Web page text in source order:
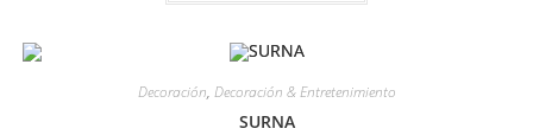
Decoración, Decoración & Entretenimiento
SURNA